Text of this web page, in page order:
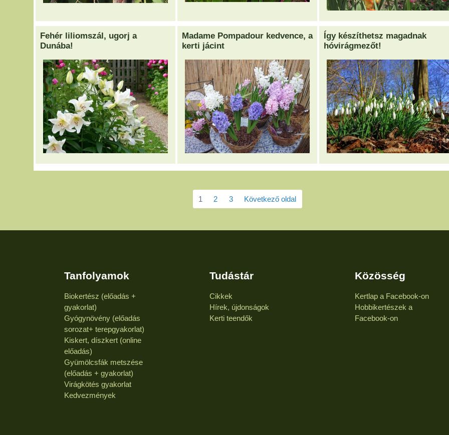
Fehér liliomszál, ugorj a
Dunába!
Madame Pompadour kedvence, a
kerti jácint
Így készíthetsz magadnak
hóvirágmezőt!
1 2 3 Következő oldal
Tanfolyamok
Biokertész (előadás +
gyakorlat)
Gyógynövény (előadás
sorozat+ terepgyakorlat)
Kiskert, díszkert (online
előadás)
Gyümölcsfák metszése
(előadás + gyakorlat)
Virágkötés gyakorlat
Kedvezmények
Tudástár
Cikkek
Hírek, újdonságok
Kerti teendők
Közösség
Kertlap a Facebook-on
Hobbikertészek a
Facebook-on